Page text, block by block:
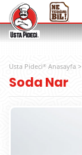
Usta Pideci® Anasayfa >
Soda Nar